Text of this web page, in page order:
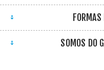
SOMOS DO